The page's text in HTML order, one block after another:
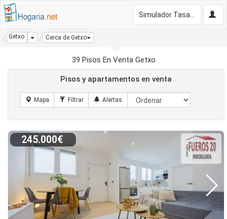
Getxo Dropdown
Cerca de Getxo
39 Pisos En Venta Getxo
Pisos y apartamentos en venta
245.000€